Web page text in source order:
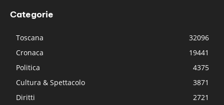
Categorie
Toscana
32096
Cronaca
19441
Politica
4375
Cultura & Spettacolo
3871
Diritti
2721